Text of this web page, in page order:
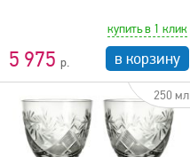
5 975
купить в 1 клик
в корзину
250 мл